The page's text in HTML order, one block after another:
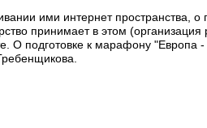
ими интернет пространства,
принимает в этом
подготовке к марафону "Европа -